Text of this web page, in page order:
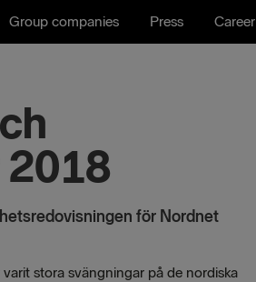
Group companies Press Career
för Nordnet
stora svängningar på de nordiska